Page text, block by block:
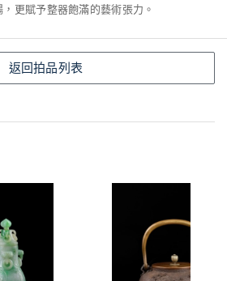
更賦予整器飽滿的藝術張力。
返回拍品列表